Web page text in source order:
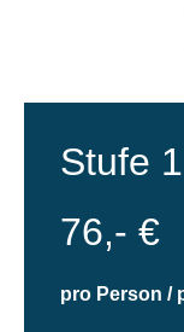
Stufe 1
76,- €
pro Person /